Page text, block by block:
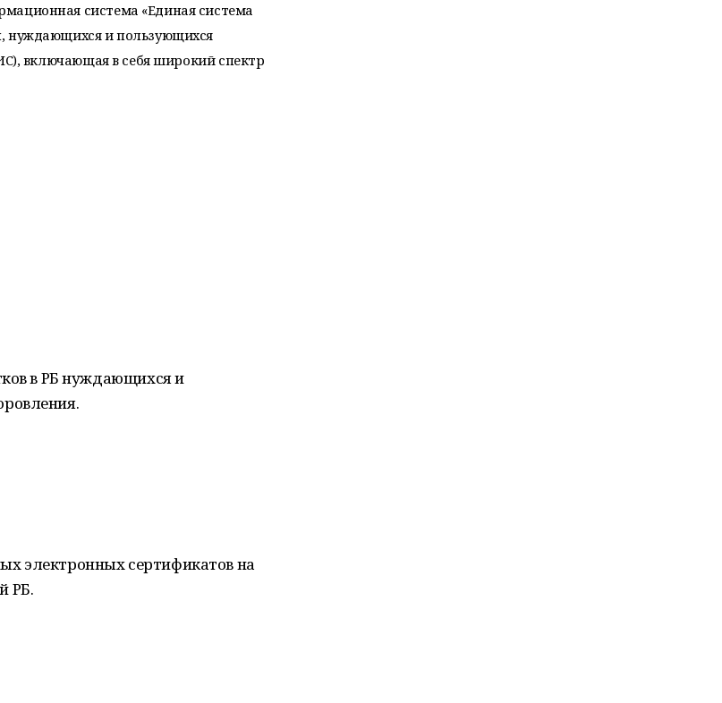
система «Единая система
нуждающихся и пользующихся
включающая в себя широкий спектр
в РБ нуждающихся и
электронных сертификатов на
РБ.